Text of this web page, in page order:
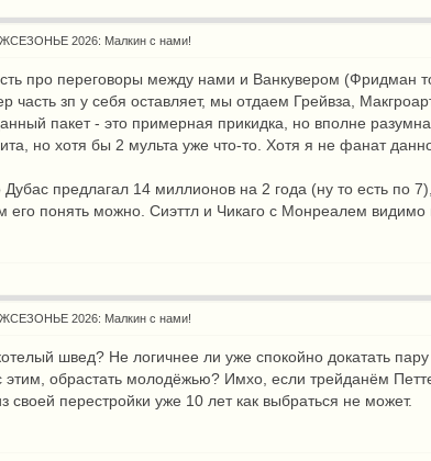
2026: Малкин с нами!
про переговоры между нами и Ванкувером (Фридман
часть зп у себя оставляет, мы отдаем Грейвза,
пакет - это примерная прикидка, но вполне
но хотя бы 2 мульта уже что-то. Хотя я не фанат
предлагал 14 миллионов на 2 года (ну то есть по
понять можно. Сиэттл и Чикаго с Монреалем видимо
2026: Малкин с нами!
швед? Не логичнее ли уже спокойно докатать
обрастать молодёжью? Имхо, если трейданём
своей перестройки уже 10 лет как выбраться не может.